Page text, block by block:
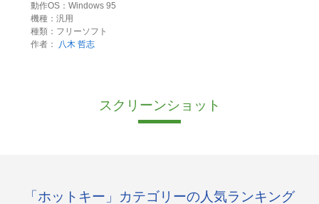
動作OS：Windows 95
機種：汎用
種類：フリーソフト
作者：
八木 哲志
スクリーンショット
「ホットキー」カテゴリーの人気ランキング